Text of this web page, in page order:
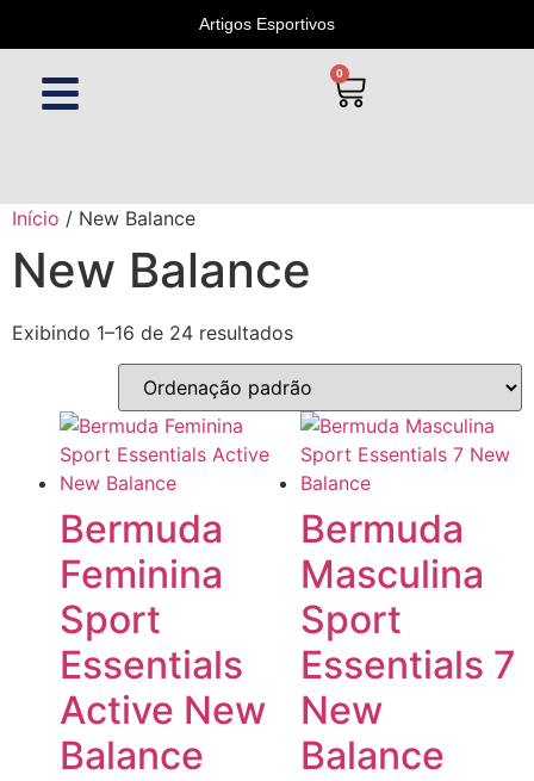
Artigos Esportivos
0
Início / New Balance
New Balance
Exibindo 1–16 de 24 resultados
Bermuda
Feminina
Sport
Essentials
Active New
Balance
Bermuda
Masculina
Sport
Essentials 7
New
Balance